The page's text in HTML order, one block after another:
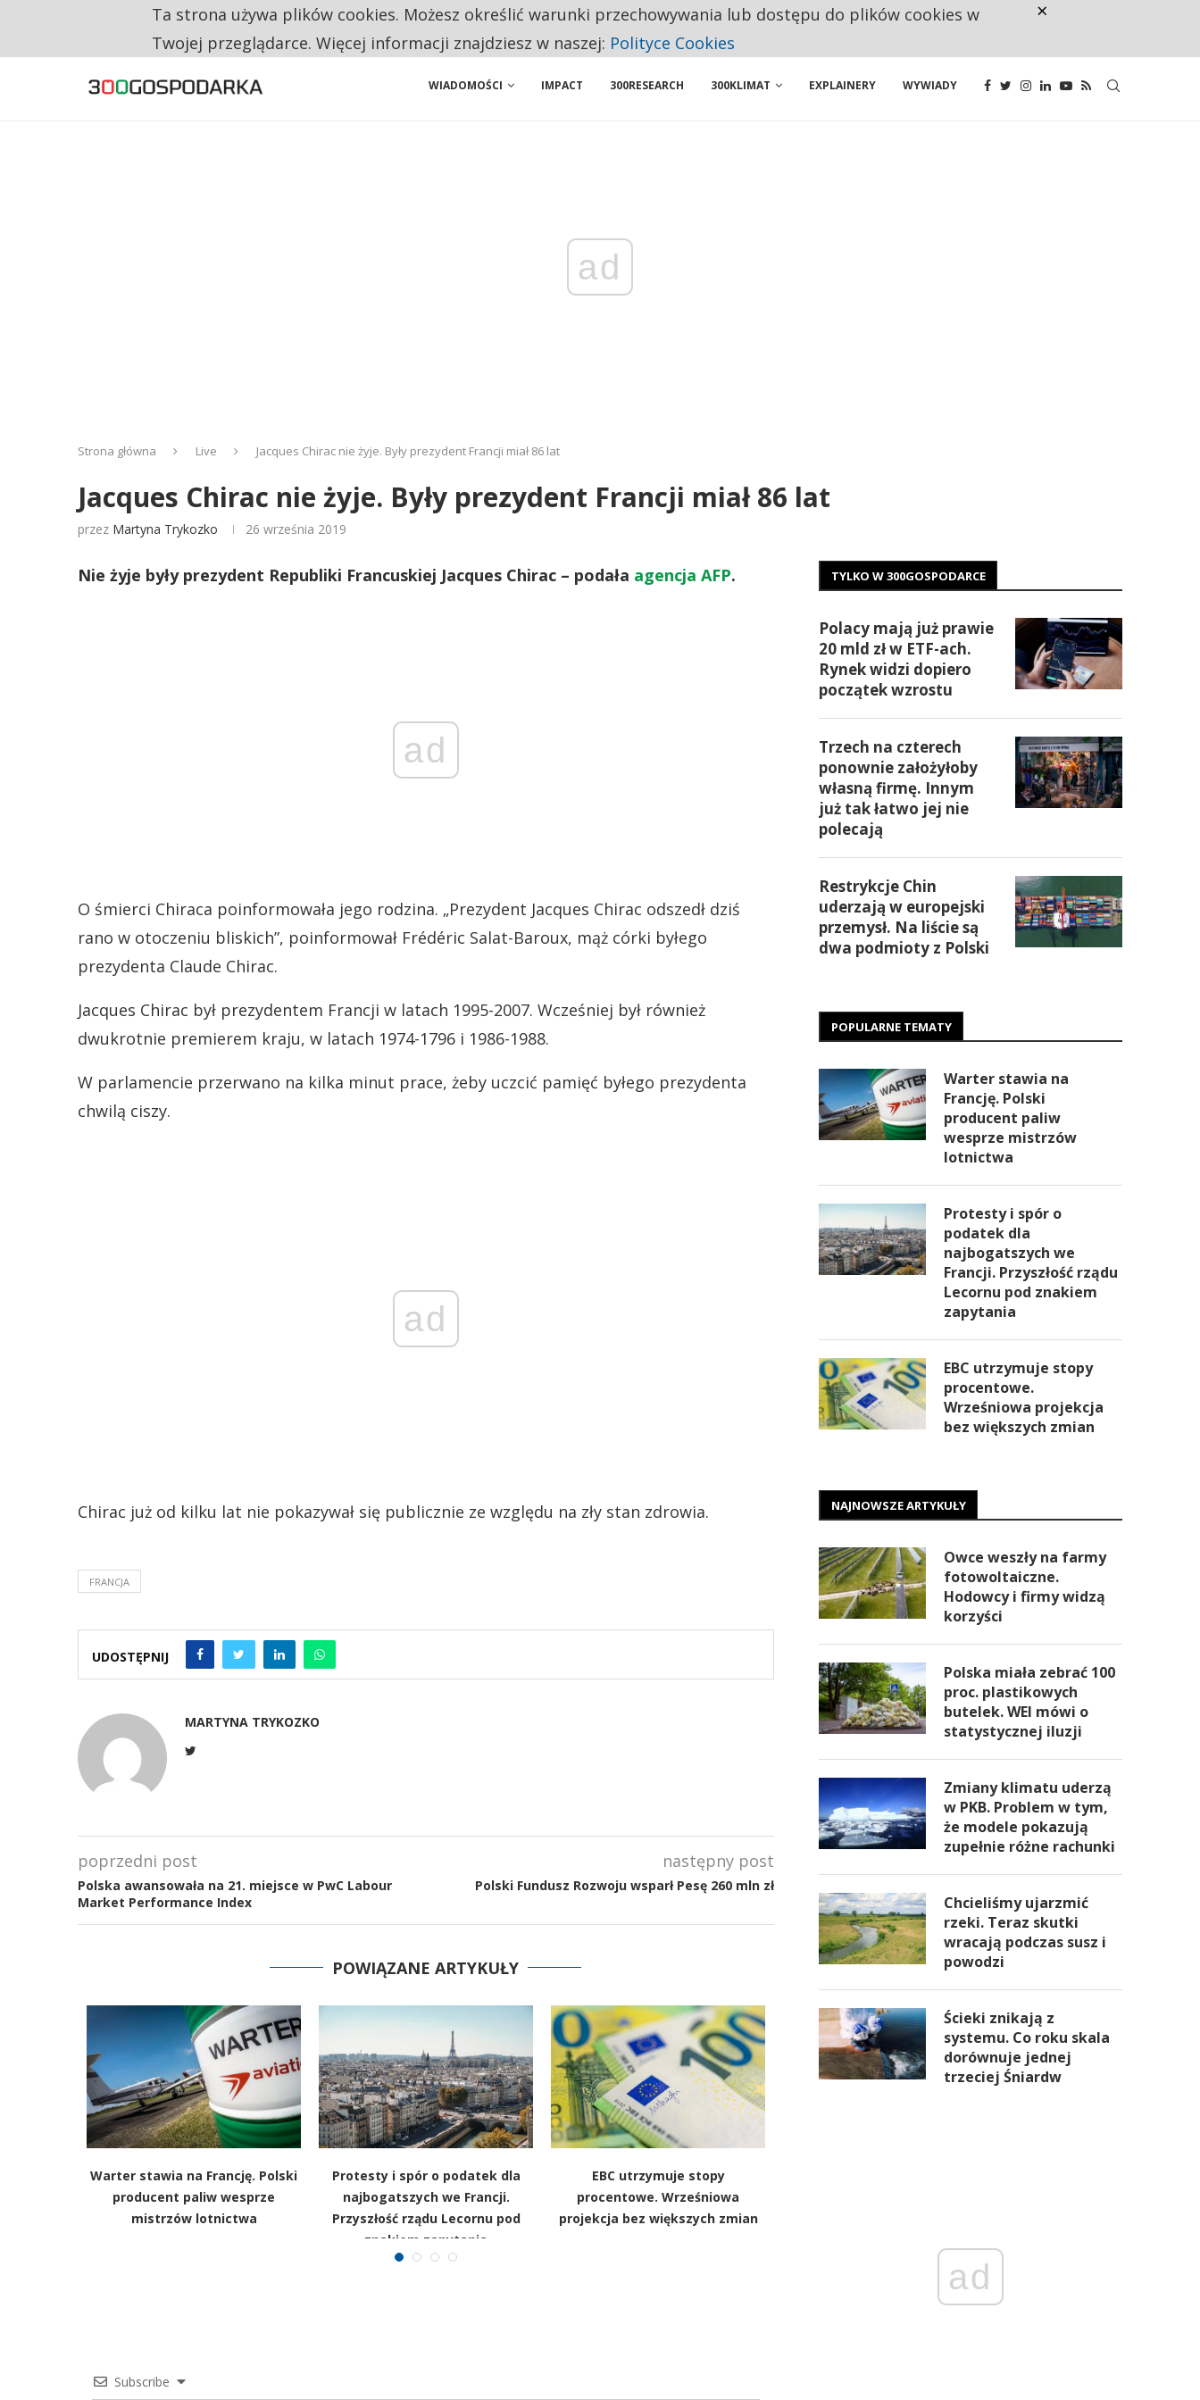
RESTRYKCJE CHIN UDERZAJĄ W EUROPEJSKI PRZEMYSŁ. NA LIŚCIE SĄ DWA PODMIOTY Z POLSKI
WIADOMOŚCI IMPACT 300RESEARCH 300KLIMAT EXPLAINERY WYWIADY
ad
Strona główna Live Jacques Chirac nie żyje. Były prezydent Francji miał 86 lat
Jacques Chirac nie żyje. Były prezydent Francji miał 86 lat
przez Martyna Trykozko 26 września 2019
Nie żyje były prezydent Republiki Francuskiej Jacques Chirac – podała agencja AFP.
ad
O śmierci Chiraca poinformowała jego rodzina. „Prezydent Jacques Chirac odszedł dziś
rano w otoczeniu bliskich”, poinformował Frédéric Salat-Baroux, mąż córki byłego
prezydenta Claude Chirac.
Jacques Chirac był prezydentem Francji w latach 1995-2007. Wcześniej był również
dwukrotnie premierem kraju, w latach 1974-1796 i 1986-1988.
W parlamencie przerwano na kilka minut prace, żeby uczcić pamięć byłego prezydenta
chwilą ciszy.
ad
Chirac już od kilku lat nie pokazywał się publicznie ze względu na zły stan zdrowia.
FRANCJA
UDOSTĘPNIJ
MARTYNA TRYKOZKO
poprzedni post
Polska awansowała na 21. miejsce w PwC Labour
Market Performance Index
następny post
Polski Fundusz Rozwoju wsparł Pesę 260 mln zł
POWIĄZANE ARTYKUŁY
Warter stawia na Francję. Polski
producent paliw wesprze
mistrzów lotnictwa
Protesty i spór o podatek dla
najbogatszych we Francji.
Przyszłość rządu Lecornu pod
znakiem zapytania
EBC utrzymuje stopy
procentowe. Wrześniowa
projekcja bez większych zmian
Subscribe
TYLKO W 300GOSPODARCE
Polacy mają już prawie
20 mld zł w ETF-ach.
Rynek widzi dopiero
początek wzrostu
Trzech na czterech
ponownie założyłoby
własną firmę. Innym
już tak łatwo jej nie
polecają
Restrykcje Chin
uderzają w europejski
przemysł. Na liście są
dwa podmioty z Polski
POPULARNE TEMATY
Warter stawia na
Francję. Polski
producent paliw
wesprze mistrzów
lotnictwa
Protesty i spór o
podatek dla
najbogatszych we
Francji. Przyszłość rządu
Lecornu pod znakiem
zapytania
EBC utrzymuje stopy
procentowe.
Wrześniowa projekcja
bez większych zmian
NAJNOWSZE ARTYKUŁY
Owce weszły na farmy
fotowoltaiczne.
Hodowcy i firmy widzą
korzyści
Polska miała zebrać 100
proc. plastikowych
butelek. WEI mówi o
statystycznej iluzji
Zmiany klimatu uderzą
w PKB. Problem w tym,
że modele pokazują
zupełnie różne rachunki
Chcieliśmy ujarzmić
rzeki. Teraz skutki
wracają podczas susz i
powodzi
Ścieki znikają z
systemu. Co roku skala
dorównuje jednej
trzeciej Śniardw
ad
Ta strona używa plików cookies. Możesz określić warunki przechowywania lub dostępu do plików cookies w
Twojej przeglądarce. Więcej informacji znajdziesz w naszej: Polityce Cookies
×